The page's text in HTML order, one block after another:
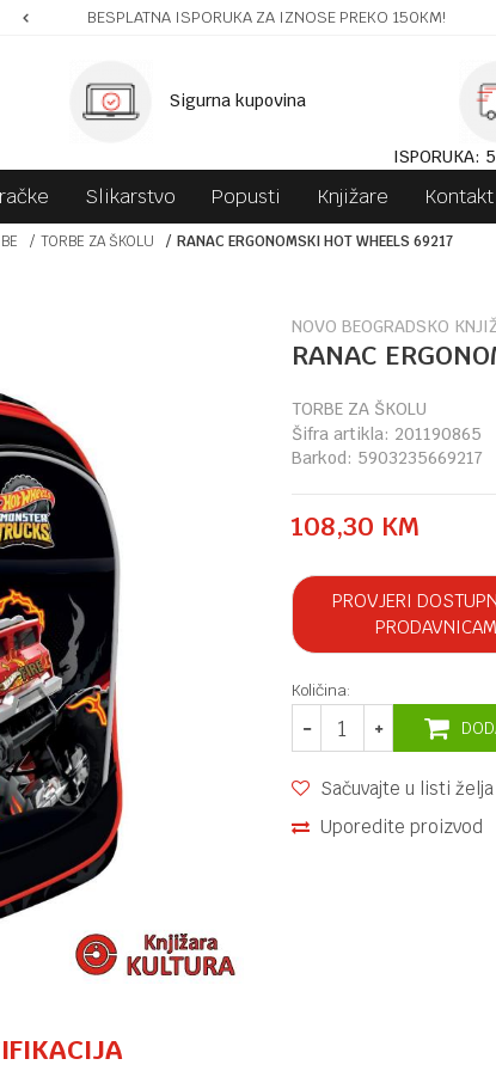
BESPLATNA ISPORUKA ZA IZNOSE PREKO 150KM!
Sigurna kupovina
ISPORUKA:
Slikarstvo Popusti Knjižare Kontakt
TORBE ZA ŠKOLU RANAC ERGONOMSKI HOT WHEELS 69217
NOVO BEOGRADSKO
RANAC
TORBE ZA ŠKOLU
Šifra artikla: 201190865
Barkod: 5903235669217
108,30 KM
PROVJERI
Količina:
Sačuvajte u listi želja
Uporedite proizvod